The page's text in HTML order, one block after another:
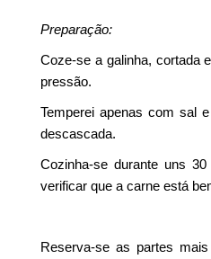
Preparação:
Coze-se a galinha, cortada
pressão.
Temperei apenas com sal
descascada.
Cozinha-se durante uns
verificar que a carne está
Reserva-se as partes